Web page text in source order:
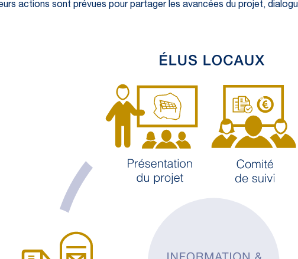
actions sont prévues pour partager les avancées du projet,